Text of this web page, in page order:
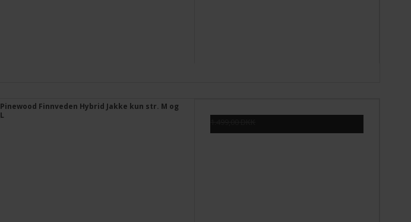
Pinewood Finnveden Hybrid Jakke kun str. M og
L